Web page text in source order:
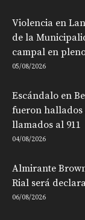
Violencia en
de la
campal en
05/08/2026
Escándalo en
fueron hallados
llamados al 911
04/08/2026
Almirante
Rial será
06/08/2026